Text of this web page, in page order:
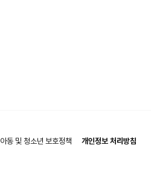
아동 및 청소년 보호정책
개인정보 처리방침